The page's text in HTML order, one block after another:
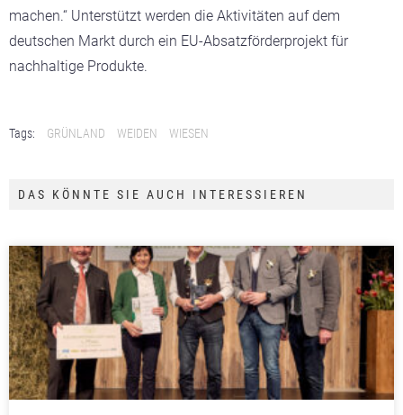
machen.“ Unterstützt werden die Aktivitäten auf dem
deutschen Markt durch ein EU-Absatzförderprojekt für
nachhaltige Produkte.
Tags: GRÜNLAND WEIDEN WIESEN
DAS KÖNNTE SIE AUCH INTERESSIEREN